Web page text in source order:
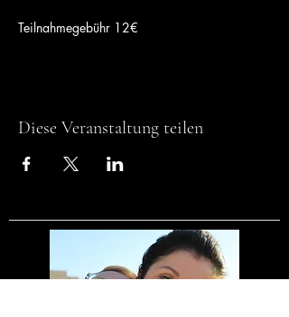
Teilnahmegebühr 12€
Diese Veranstaltung teilen